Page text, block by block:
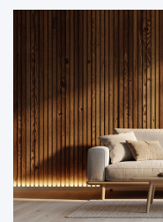
n
k
o
s
z
t
ó
w
d
a
n
e